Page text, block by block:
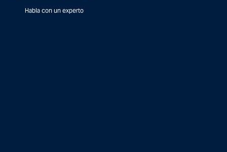
Habla con un experto